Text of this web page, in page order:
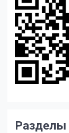
Разделы